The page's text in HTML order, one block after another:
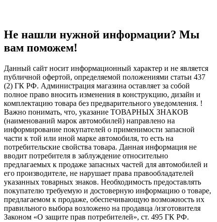
Не нашли нужной информации? Мы
вам поможем!
Данный сайт носит информационный характер и не является
публичной офертой, определяемой положениями статьи 437
(2) ГК РФ. Администрация магазина оставляет за собой
полное право вносить изменения в конструкцию, дизайн и
комплектацию товара без предварительного уведомления. !
Важно понимать, что, указание ТОВАРНЫХ ЗНАКОВ
(наименований марок автомобилей) направлено на
информирование покупателей о применимости запасной
части к той или иной марке автомобиля, то есть на
потребительские свойства товара. Данная информация не
вводит потребителя в заблуждение относительно
предлагаемых к продаже запасных частей для автомобилей и
его производителе, не нарушает права правообладателей
указанных товарных знаков. Необходимость предоставлять
покупателю требуемую и достоверную информацию о товаре,
предлагаемом к продаже, обеспечивающую возможность их
правильного выбора возложено на продавца /изготовителя
Законом «О защите прав потребителей», ст. 495 ГК РФ.